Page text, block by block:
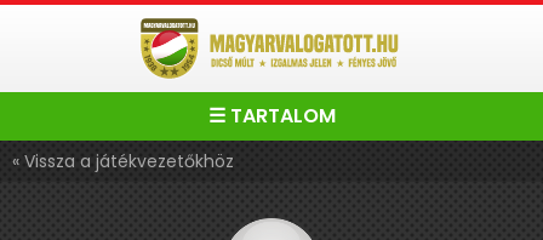
☰ TARTALOM
« Vissza a játékvezetőkhöz